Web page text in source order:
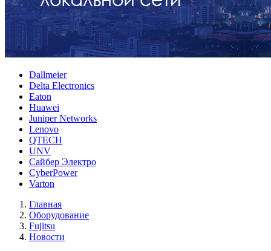
Dallmeier
Delta Electronics
Eaton
Huawei
Juniper Networks
Lenovo
QTECH
UNV
Сайбер Электро
CyberPower
Varton
Главная
Оборудование
Fujitsu
Новости